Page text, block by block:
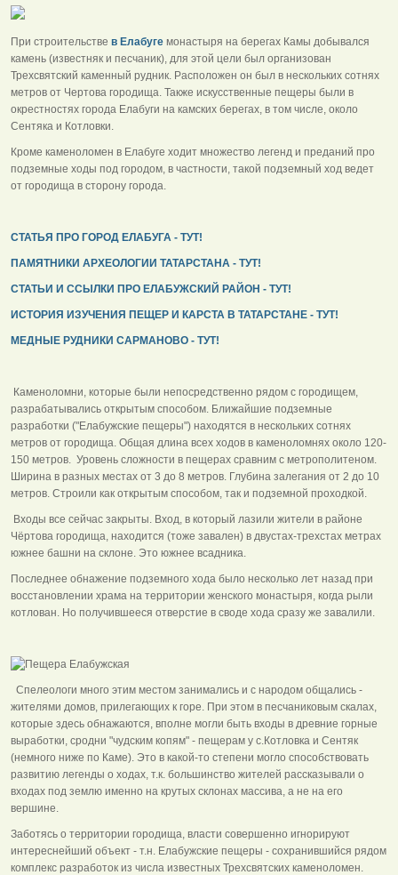
При строительстве в Елабуге монастыря на берегах Камы добывался
камень (известняк и песчаник), для этой цели был организован
Трехсвятский каменный рудник. Расположен он был в нескольких сотнях
метров от Чертова городища. Также искусственные пещеры были в
окрестностях города Елабуги на камских берегах, в том числе, около
Сентяка и Котловки.
Кроме каменоломен в Елабуге ходит множество легенд и преданий про
подземные ходы под городом, в частности, такой подземный ход ведет
от городища в сторону города.
СТАТЬЯ ПРО ГОРОД ЕЛАБУГА - ТУТ!
ПАМЯТНИКИ АРХЕОЛОГИИ ТАТАРСТАНА - ТУТ!
СТАТЬИ И ССЫЛКИ ПРО ЕЛАБУЖСКИЙ РАЙОН - ТУТ!
ИСТОРИЯ ИЗУЧЕНИЯ ПЕЩЕР И КАРСТА В ТАТАРСТАНЕ - ТУТ!
МЕДНЫЕ РУДНИКИ САРМАНОВО - ТУТ!
Каменоломни, которые были непосредственно рядом с городищем,
разрабатывались открытым способом. Ближайшие подземные
разработки ("Елабужские пещеры") находятся в нескольких сотнях
метров от городища. Общая длина всех ходов в каменоломнях около 120-
150 метров. Уровень сложности в пещерах сравним с метрополитеном.
Ширина в разных местах от 3 до 8 метров. Глубина залегания от 2 до 10
метров. Строили как открытым способом, так и подземной проходкой.
Входы все сейчас закрыты. Вход, в который лазили жители в районе
Чёртова городища, находится (тоже завален) в двустах-трехстах метрах
южнее башни на склоне. Это южнее всадника.
Последнее обнажение подземного хода было несколько лет назад при
восстановлении храма на территории женского монастыря, когда рыли
котлован. Но получившееся отверстие в своде хода сразу же завалили.
Спелеологи много этим местом занимались и с народом общались -
жителями домов, прилегающих к горе. При этом в песчаниковым скалах,
которые здесь обнажаются, вполне могли быть входы в древние горные
выработки, сродни "чудским копям" - пещерам у с.Котловка и Сентяк
(немного ниже по Каме). Это в какой-то степени могло способствовать
развитию легенды о ходах, т.к. большинство жителей рассказывали о
входах под землю именно на крутых склонах массива, а не на его
вершине.
Заботясь о территории городища, власти совершенно игнорируют
интереснейший объект - т.н. Елабужские пещеры - сохранившийся рядом
комплекс разработок из числа известных Трехсвятских каменоломен.